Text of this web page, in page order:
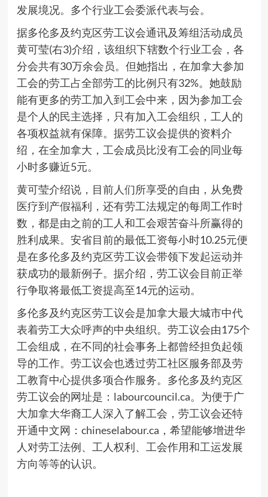
发展境况。多个行业工会委派代表与会。
据多伦多及约克区劳工议会通讯及筹组活动成员
黄可莹(右3)介绍，该组织下辖数个行业工会，各
分会共有30万余会员。但她指出，在加拿大参加
工会的劳工占全部劳工的比例只有32%。她鼓励
能有更多的劳工加入到工会中来，因为参加工会
是个人的民主选择，只有加入工会组织，工人的
各项权益就有保障。据劳工议会提供的资料介
绍，在全加拿大，工会成员比没有工会的同业每
小时多赚近5元。
黄可莹介绍说，目前人们所享受的自由，从免费
医疗到产假福利，还有劳工法规定的每周工作时
数，都是由之前的工人和工会艰苦奋斗所赢得的
胜利成果。安省目前的最低工资每小时10.25元便
是在多伦多及约克区劳工议会带领下发起运动并
获成功的最新例子。据介绍，劳工议会目前正举
行争取将最低工资提高至14元的运动。
多伦多及约克区劳工议会是加拿大最大城市中代
表着劳工大众呼声的中央组织。劳工议会由175个
工会组成，在不同的社会事务上都曾经担负起领
导的工作。劳工议会也透过劳工社区服务部及劳
工教育中心提供多项合作服务。多伦多及约克区
劳工议会的网址是： labourcouncil.ca。为便于广
大加拿大华裔工人深入了解工会，劳工议会还特
开通中文网： chineselabour.ca ，希望能够增进华
人对劳工法例、工人权利、工会作用和工运发展
方向等等的认识。